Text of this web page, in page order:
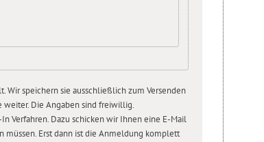
Wir speichern sie ausschließlich zum Versenden
weiter. Die Angaben sind freiwillig.
Verfahren. Dazu schicken wir Ihnen eine E-Mail
müssen. Erst dann ist die Anmeldung komplett